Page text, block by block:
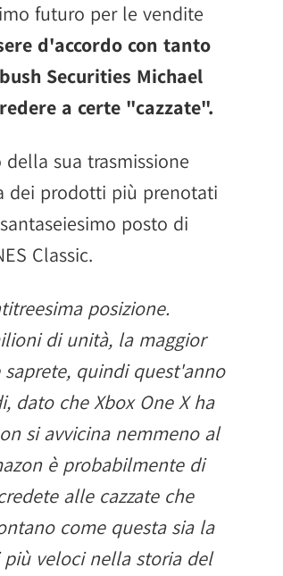
futuro per le vendite
d'accordo con tanto
Securities Michael
a certe "cazzate".
sua trasmissione
dei prodotti più prenotati
posto di
Classic.
posizione.
di unità, la maggior
quindi quest'anno
dato che Xbox One X ha
si avvicina nemmeno al
è probabilmente di
alle cazzate che
come questa sia la
veloci nella storia del